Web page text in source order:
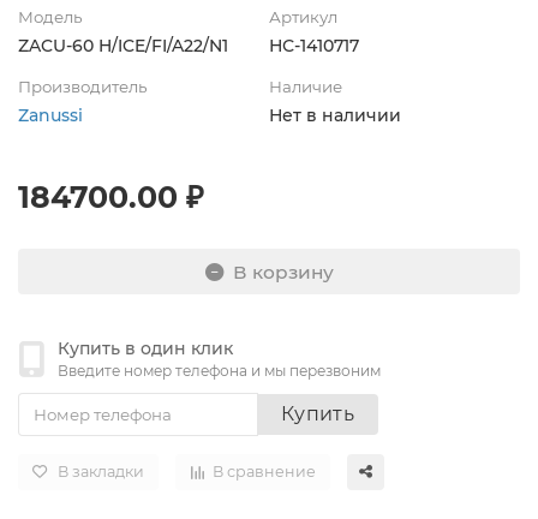
Модель
ZACU-60 H/ICE/FI/A22/N1
Артикул
НС-1410717
Производитель
Zanussi
Наличие
Нет в наличии
184700.00 ₽
В корзину
Купить в один клик
Введите номер телефона и мы перезвоним
Купить
В закладки В сравнение